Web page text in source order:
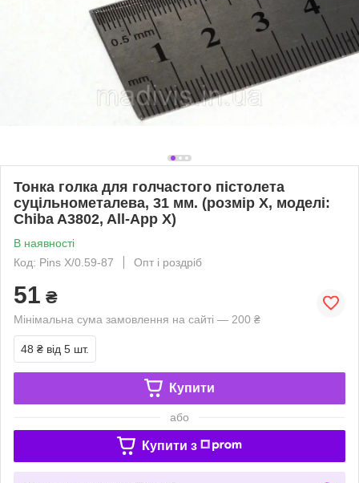
Тонка голка для голчастого пістолета
суцільнометалева, 31 мм. (розмір X, моделі:
Chiba A3802, All-App X)
В наявності
Код: Pins X/0.59-87
Опт і роздріб
51 ₴
Мінімальна сума замовлення на сайті — 200 ₴
48 ₴ від 5 шт.
Купити
або
Купити з